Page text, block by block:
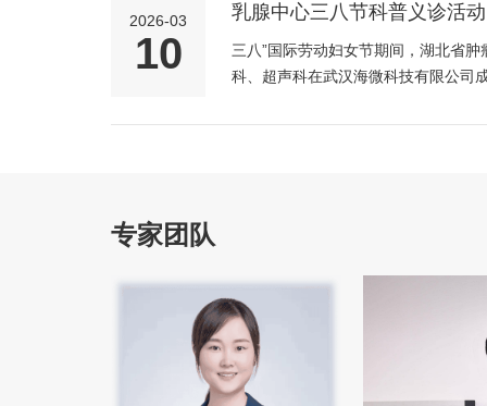
2026-03
10
乳腺中心三八节科普义诊活
三八”国际劳动妇女节期间，湖北省
科、超声科在武汉海微科技有限公司
专家团队